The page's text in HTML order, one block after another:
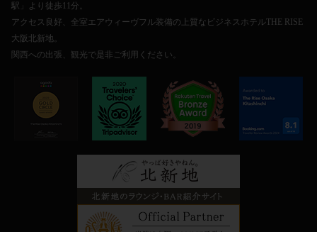
駅」より徒歩11分。
アクセス良好、全室エアウィーヴフル装備の上質なビジネスホテルTHE RISE
大阪北新地。
関西への出張、観光で是非ご利用ください。